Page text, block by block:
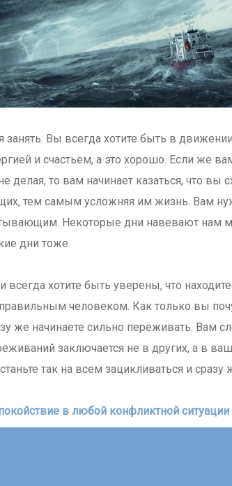
занять. Вы всегда хотите быть в
и счастьем, а это хорошо. Если же
делая, то вам начинает казаться, что вы
тем самым усложняя им жизнь. Вам
Некоторые дни навевают нам
дни тоже.
хотите быть уверены, что
человеком. Как только вы
же начинаете сильно переживать. Вам
заключается не в других, а в
так на всем зацикливаться и
в любой конфликтной ситуации